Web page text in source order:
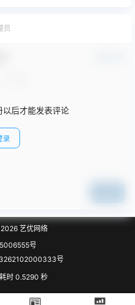
员
后才能发表评论
录
艺优网络
号
号
时 0.5290 秒